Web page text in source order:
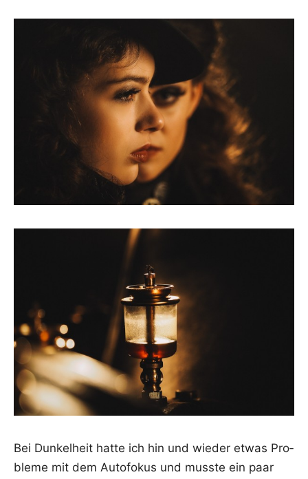
Bei Dun­kel­heit hat­te ich hin und wie­der etwas Pro­
ble­me mit dem Auto­fo­kus und muss­te ein paar